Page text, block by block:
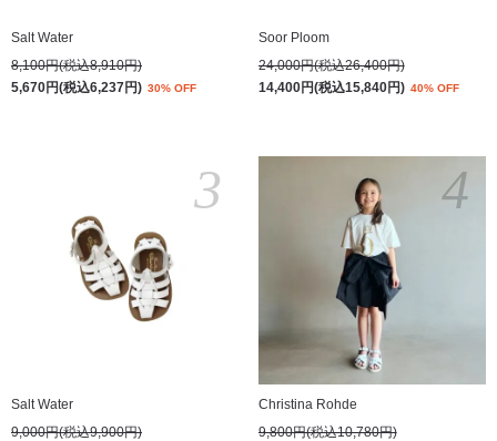
Salt Water
8,100円(税込8,910円)
5,670円(税込6,237円) 30% OFF
Soor Ploom
24,000円(税込26,400円)
14,400円(税込15,840円) 40% OFF
Salt Water
9,000円(税込9,900円)
3
Christina Rohde
9,800円(税込10,780円)
4